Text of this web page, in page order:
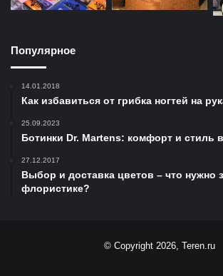
Популярное
14.01.2018
Как избавиться от грибка ногтей на
25.09.2023
Ботинки Dr. Martens: комфорт и стиль
27.12.2017
Выбор и доставка цветов – что нужно
флористике?
© Copyright 2026, Teren.ru